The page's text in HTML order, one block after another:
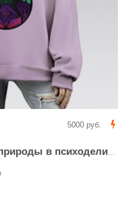
5000 руб.
в психоделическом стиле